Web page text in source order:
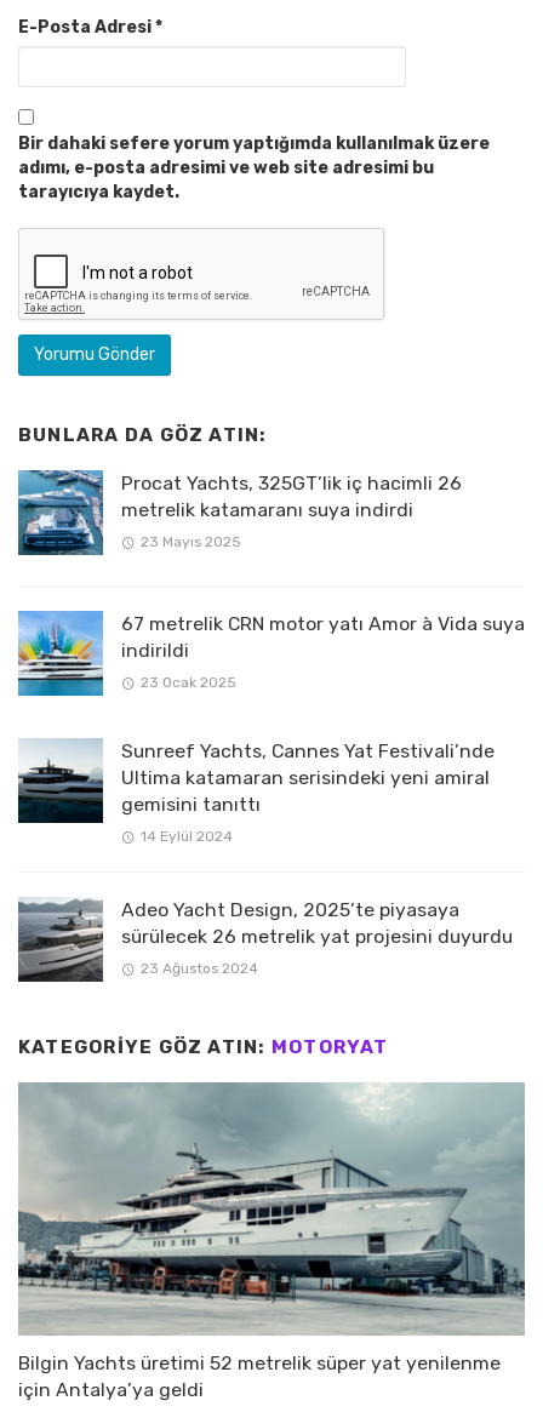
E-Posta Adresi*
Bir dahaki sefere yorum yaptığımda kullanılmak üzere
adımı, e-posta adresimi ve web site adresimi bu
tarayıcıya kaydet.
BUNLARA DA GÖZ ATIN:
Procat Yachts, 325GT’lik iç hacimli 26
metrelik katamaranı suya indirdi
23 Mayıs 2025
67 metrelik CRN motor yatı Amor à Vida suya
indirildi
23 Ocak 2025
Sunreef Yachts, Cannes Yat Festivali’nde
Ultima katamaran serisindeki yeni amiral
gemisini tanıttı
14 Eylül 2024
Adeo Yacht Design, 2025’te piyasaya
sürülecek 26 metrelik yat projesini duyurdu
23 Ağustos 2024
KATEGORIYE GÖZ ATIN: MOTORYAT
Bilgin Yachts üretimi 52 metrelik süper yat yenilenme
için Antalya’ya geldi